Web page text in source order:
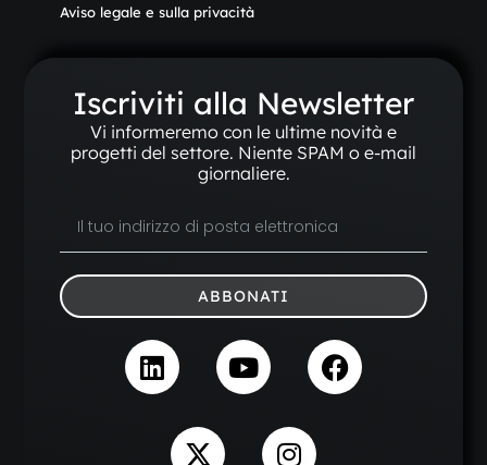
Aviso legale e sulla privacità
Iscriviti alla Newsletter
Vi informeremo con le ultime novità e
progetti del settore. Niente SPAM o e-mail
giornaliere.
ABBONATI